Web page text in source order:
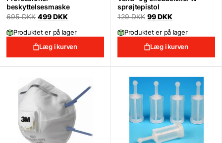
beskyttelsesmaske
695DKK Original
was:
695 DKK.
499DKKCurrent
is:
499 DKK.
Produktet er på lager
Læg i kurven
sprøjtepistol
129DKK Original
was:
129 DKK.
99DKKCurrent
is:
99 DKK.
Produktet er på lager
Læg i kurven